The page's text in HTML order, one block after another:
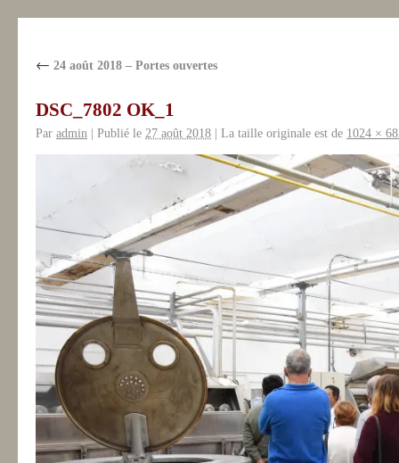
← 24 août 2018 – Portes ouvertes
DSC_7802 OK_1
Par admin | Publié le 27 août 2018 | La taille originale est de 1024 ×